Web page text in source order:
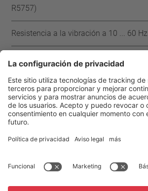
R5757)
Resistencia a la vibración a 10 ... 60 Hz
Aprobaciones
IEC VDE UL CSA